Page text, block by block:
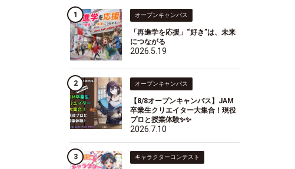
オープンキャンパス
「再進学を応援」“好き”は、未来
につながる
2026.5.19
オープンキャンパス
【8/8オープンキャンパス】JAM
卒業生クリエイター大集合！現役
プロと授業体験✨✨
2026.7.10
キャラクターコンテスト